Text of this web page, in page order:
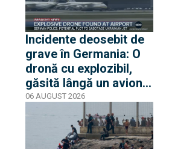
Incidente deosebit de
grave în Germania: O
dronă cu explozibil,
găsită lângă un avion
ucrainean, în timp ce
un alt avion de marfă
care anula aterizarea a
lovit o a doua dronă
06 AUGUST 2026